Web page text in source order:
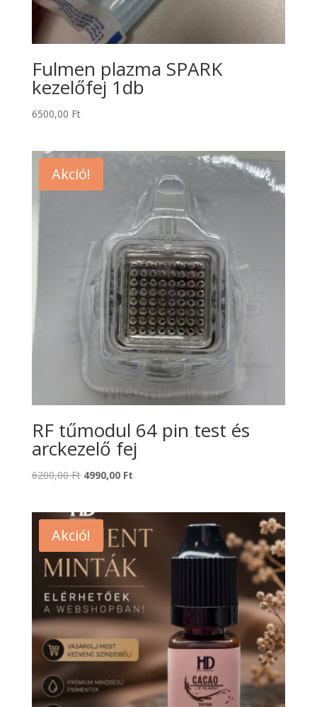
Fulmen plazma SPARK
kezelőfej 1db
6500,00 Ft
Akció!
RF tűmodul 64 pin test és
arckezelő fej
6200,00Ft Original
6200,00 Ft.
4990,00 FtCurrent
Akció!